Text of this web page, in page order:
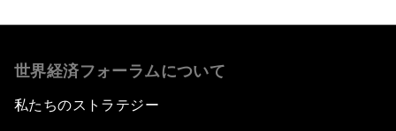
世界経済フォーラムについて
私たちのストラテジー